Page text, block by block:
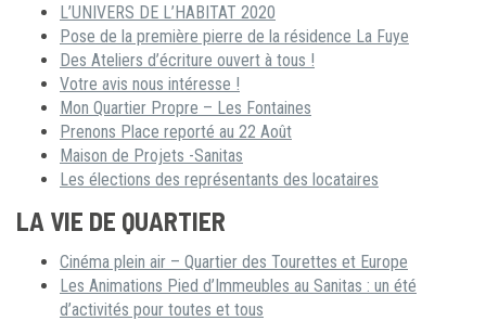
L’UNIVERS DE L’HABITAT 2020
Pose de la première pierre de la résidence La Fuye
Des Ateliers d’écriture ouvert à tous !
Votre avis nous intéresse !
Mon Quartier Propre – Les Fontaines
Prenons Place reporté au 22 Août
Maison de Projets -Sanitas
Les élections des représentants des locataires
LA VIE DE QUARTIER
Cinéma plein air – Quartier des Tourettes et Europe
Les Animations Pied d’Immeubles au Sanitas : un été
d’activités pour toutes et tous